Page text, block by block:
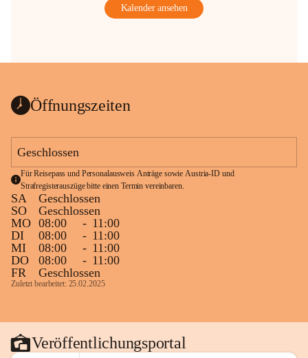
Kalender ansehen
Öffnungszeiten
Geschlossen
Für Reisepass und Personalausweis Anträge sowie Austria-ID und
Strafregisterauszüge bitte einen Termin vereinbaren.
SA
Geschlossen
SO
Geschlossen
MO 08:00 - 11:00
DI
08:00 - 11:00
MI
08:00 - 11:00
DO
08:00 - 11:00
FR
Geschlossen
Zuletzt bearbeitet: 25.02.2025
Veröffentlichungsportal